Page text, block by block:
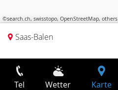
©search.ch, swisstopo, OpenStreetMap, others
Saas-Balen
Tel Wetter Karte